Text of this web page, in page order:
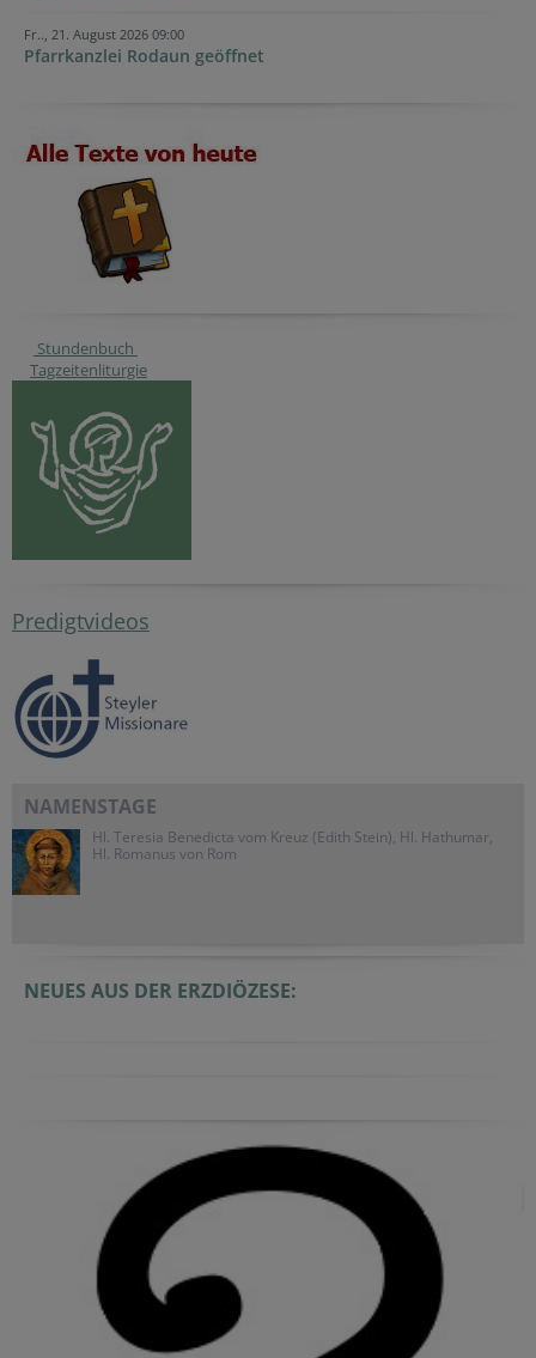
Fr.., 21. August 2026 09:00
Pfarrkanzlei Rodaun geöffnet
Stundenbuch
Tagzeitenliturgie
Predigtvideos
NAMENSTAGE
Hl. Teresia Benedicta vom Kreuz (Edith Stein), Hl. Hathumar,
Hl. Romanus von Rom
NEUES AUS DER ERZDIÖZESE: